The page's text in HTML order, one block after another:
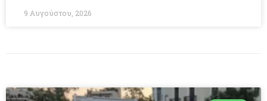
9 Αυγούστου, 2026